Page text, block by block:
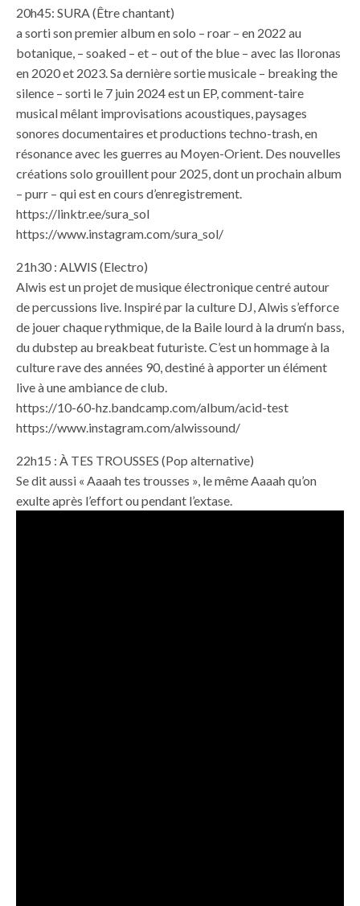
20h45: SURA (Être chantant)
a sorti son premier album en solo – roar – en 2022 au
botanique, – soaked – et – out of the blue – avec las lloronas
en 2020 et 2023. Sa dernière sortie musicale – breaking the
silence – sorti le 7 juin 2024 est un EP, comment-taire
musical mêlant improvisations acoustiques, paysages
sonores documentaires et productions techno-trash, en
résonance avec les guerres au Moyen-Orient. Des nouvelles
créations solo grouillent pour 2025, dont un prochain album
– purr – qui est en cours d’enregistrement.
https://linktr.ee/sura_sol
https://www.instagram.com/sura_sol/
21h30 : ALWIS (Electro)
Alwis est un projet de musique électronique centré autour
de percussions live. Inspiré par la culture DJ, Alwis s’efforce
de jouer chaque rythmique, de la Baile lourd à la drum‘n bass,
du dubstep au breakbeat futuriste. C’est un hommage à la
culture rave des années 90, destiné à apporter un élément
live à une ambiance de club.
https://10-60-hz.bandcamp.com/album/acid-test
https://www.instagram.com/alwissound/
22h15 : À TES TROUSSES (Pop alternative)
Se dit aussi « Aaaah tes trousses », le même Aaaah qu’on
exulte après l’effort ou pendant l’extase.